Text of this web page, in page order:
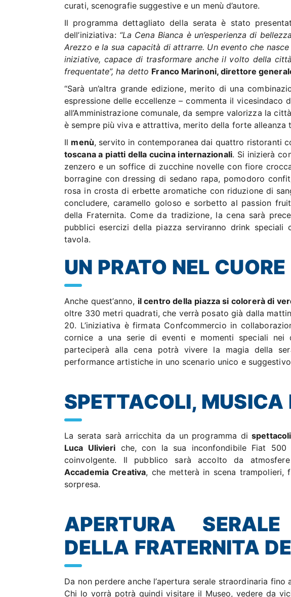
curati, scenografie suggestive e un menù d’autore.
Il programma dettagliato della serata è stato
dell’iniziativa: “La Cena Bianca è un’esperienza di
Arezzo e la sua capacità di attrarre. Un evento che
iniziative, capace di trasformare anche il volto della
frequentate”, ha detto Franco Marinoni, direttore
“Sarà un’altra grande edizione, merito di una
espressione delle eccellenze – commenta il vicesindaco
all’Amministrazione comunale, da sempre valorizza la
è sempre più viva e attrattiva, merito della forte alleanza
Il menù, servito in contemporanea dai quattro ristoranti
toscana a piatti della cucina internazionali. Si inizierà
zenzero e un soffice di zucchine novelle con fiore
borragine con dressing di sedano rapa, pomodoro
rosa in crosta di erbette aromatiche con riduzione di
concludere, caramello goloso e sorbetto al passion
della Fraternita. Come da tradizione, la cena sarà
pubblici esercizi della piazza serviranno drink speciali
tavola.
UN PRATO NEL
Anche quest’anno, il centro della piazza si colorerà di
oltre 330 metri quadrati, che verrà posato già dalla
20. L’iniziativa è firmata Confcommercio in
cornice a una serie di eventi e momenti speciali nei
parteciperà alla cena potrà vivere la magia della
performance artistiche in uno scenario unico e
SPETTACOLI, MUSICA
La serata sarà arricchita da un programma di
Luca Ulivieri che, con la sua inconfondibile Fiat
coinvolgente. Il pubblico sarà accolto da
Accademia Creativa, che metterà in scena trampolieri,
sorpresa.
APERTURA
DELLA FRATERNITA
Da non perdere anche l’apertura serale straordinaria
Chi lo vorrà potrà quindi visitare il Museo, vedere da